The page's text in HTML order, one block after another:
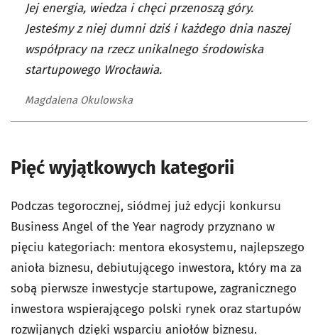
Jej energia, wiedza i chęci przenoszą góry.
Jesteśmy z niej dumni dziś i każdego dnia naszej
współpracy na rzecz unikalnego środowiska
startupowego Wrocławia.
Magdalena Okulowska
Pięć wyjątkowych kategorii
Podczas tegorocznej, siódmej już edycji konkursu
Business Angel of the Year nagrody przyznano w
pięciu kategoriach: mentora ekosystemu, najlepszego
anioła biznesu, debiutującego inwestora, który ma za
sobą pierwsze inwestycje startupowe, zagranicznego
inwestora wspierającego polski rynek oraz startupów
rozwijanych dzięki wsparciu aniołów biznesu.